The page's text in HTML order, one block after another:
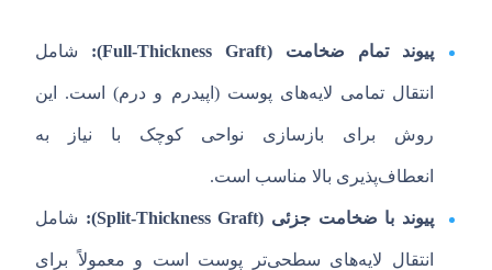
پیوند تمام ضخامت (Full-Thickness Graft
): شامل
انتقال تمامی لایه‌های پوست (اپیدرم و درم) است. این
روش برای بازسازی نواحی کوچک با نیاز به
انعطاف‌پذیری بالا مناسب است.
پیوند با ضخامت جزئی (Split-Thickness Graft
): شامل
انتقال لایه‌های سطحی‌تر پوست است و معمولاً برای